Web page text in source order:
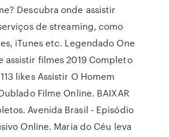
Descubra onde assistir
de streaming, como
iTunes etc. Legendado One
assistir filmes 2019 Completo
likes Assistir O Homem
Filme Online. BAIXAR
Avenida Brasil - Episódio
Online. Maria do Céu leva